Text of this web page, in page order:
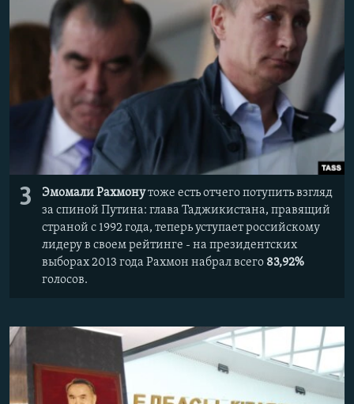
3 Эмомали Рахмонутоже есть отчего потупить взгляд
за спиной Путина: глава Таджикистана, правящий
страной с 1992 года, теперь уступает российскому
лидеру в своем рейтинге - на президентских
выборах 2013 года Рахмон набрал всего 83,92%
голосов.